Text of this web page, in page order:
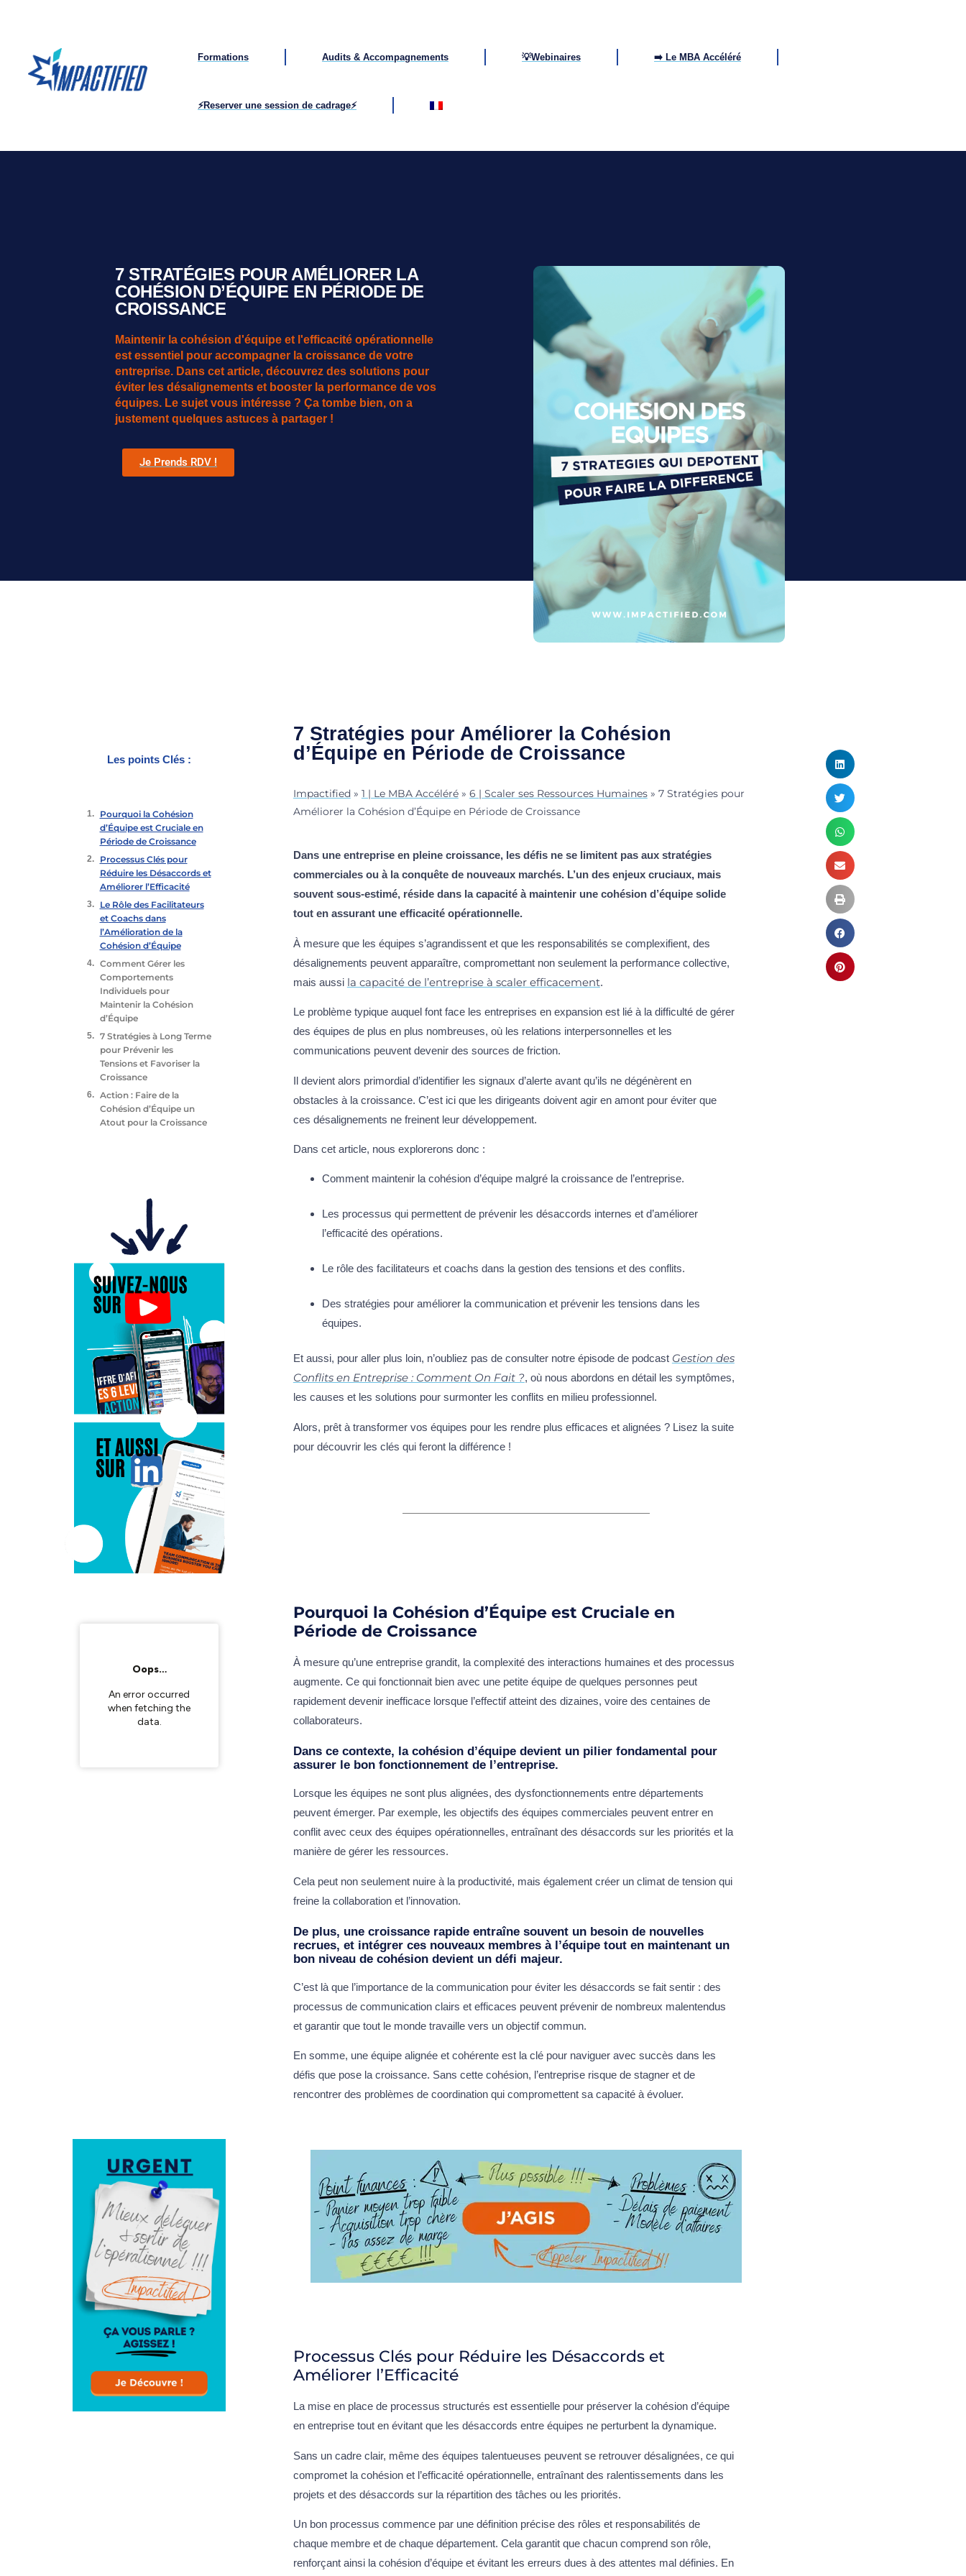
Formations Audits & Accompagnements 💡Webinaires ➡️ Le MBA Accéléré
⚡Reserver une session de cadrage⚡
7 STRATÉGIES POUR AMÉLIORER LA
COHÉSION D’ÉQUIPE EN PÉRIODE DE
CROISSANCE
Maintenir la cohésion d'équipe et l'efficacité opérationnelle
est essentiel pour accompagner la croissance de votre
entreprise. Dans cet article, découvrez des solutions pour
éviter les désalignements et booster la performance de vos
équipes. Le sujet vous intéresse ? Ça tombe bien, on a
justement quelques astuces à partager !
Je Prends RDV !
Les points Clés :
Pourquoi la Cohésion
d’Équipe est Cruciale en
Période de Croissance
Processus Clés pour
Réduire les Désaccords et
Améliorer l’Efficacité
Le Rôle des Facilitateurs
et Coachs dans
l’Amélioration de la
Cohésion d’Équipe
Comment Gérer les
Comportements
Individuels pour
Maintenir la Cohésion
d’Équipe
7 Stratégies à Long Terme
pour Prévenir les
Tensions et Favoriser la
Croissance
Action : Faire de la
Cohésion d’Équipe un
Atout pour la Croissance
7 Stratégies pour Améliorer la Cohésion
d’Équipe en Période de Croissance
Impactified » 1 | Le MBA Accéléré» 6 | Scaler ses Ressources Humaines» 7 Stratégies pour
Améliorer la Cohésion d’Équipe en Période de Croissance
Dans une entreprise en pleine croissance, les défis ne se limitent pas aux stratégies
commerciales ou à la conquête de nouveaux marchés. L’un des enjeux cruciaux, mais
souvent sous-estimé, réside dans la capacité à maintenir une cohésion d’équipe solide
tout en assurant une efficacité opérationnelle.
À mesure que les équipes s’agrandissent et que les responsabilités se complexifient, des
désalignements peuvent apparaître, compromettant non seulement la performance collective,
mais aussi la capacité de l’entreprise à scaler efficacement.
Le problème typique auquel font face les entreprises en expansion est lié à la difficulté de gérer
des équipes de plus en plus nombreuses, où les relations interpersonnelles et les
communications peuvent devenir des sources de friction.
Il devient alors primordial d’identifier les signaux d’alerte avant qu’ils ne dégénèrent en
obstacles à la croissance. C’est ici que les dirigeants doivent agir en amont pour éviter que
ces désalignements ne freinent leur développement.
Dans cet article, nous explorerons donc :
Comment maintenir la cohésion d’équipe malgré la croissance de l’entreprise.
Les processus qui permettent de prévenir les désaccords internes et d’améliorer
l’efficacité des opérations.
Le rôle des facilitateurs et coachs dans la gestion des tensions et des conflits.
Des stratégies pour améliorer la communication et prévenir les tensions dans les
équipes.
Et aussi, pour aller plus loin, n’oubliez pas de consulter notre épisode de podcast Gestion des
Conflits en Entreprise : Comment On Fait ?, où nous abordons en détail les symptômes,
les causes et les solutions pour surmonter les conflits en milieu professionnel.
Alors, prêt à transformer vos équipes pour les rendre plus efficaces et alignées ? Lisez la suite
pour découvrir les clés qui feront la différence !
Pourquoi la Cohésion d’Équipe est Cruciale en
Période de Croissance
À mesure qu’une entreprise grandit, la complexité des interactions humaines et des processus
augmente. Ce qui fonctionnait bien avec une petite équipe de quelques personnes peut
rapidement devenir inefficace lorsque l’effectif atteint des dizaines, voire des centaines de
collaborateurs.
Dans ce contexte, la cohésion d’équipe devient un pilier fondamental pour
assurer le bon fonctionnement de l’entreprise.
Lorsque les équipes ne sont plus alignées, des dysfonctionnements entre départements
peuvent émerger. Par exemple, les objectifs des équipes commerciales peuvent entrer en
conflit avec ceux des équipes opérationnelles, entraînant des désaccords sur les priorités et la
manière de gérer les ressources.
Cela peut non seulement nuire à la productivité, mais également créer un climat de tension qui
freine la collaboration et l’innovation.
De plus, une croissance rapide entraîne souvent un besoin de nouvelles
recrues, et intégrer ces nouveaux membres à l’équipe tout en maintenant un
bon niveau de cohésion devient un défi majeur.
C’est là que l’importance de la communication pour éviter les désaccords se fait sentir : des
processus de communication clairs et efficaces peuvent prévenir de nombreux malentendus
et garantir que tout le monde travaille vers un objectif commun.
En somme, une équipe alignée et cohérente est la clé pour naviguer avec succès dans les
défis que pose la croissance. Sans cette cohésion, l’entreprise risque de stagner et de
rencontrer des problèmes de coordination qui compromettent sa capacité à évoluer.
Processus Clés pour Réduire les Désaccords et
Améliorer l’Efficacité
La mise en place de processus structurés est essentielle pour préserver la cohésion d’équipe
en entreprise tout en évitant que les désaccords entre équipes ne perturbent la dynamique.
Sans un cadre clair, même des équipes talentueuses peuvent se retrouver désalignées, ce qui
compromet la cohésion et l’efficacité opérationnelle, entraînant des ralentissements dans les
projets et des désaccords sur la répartition des tâches ou les priorités.
Un bon processus commence par une définition précise des rôles et responsabilités de
chaque membre et de chaque département. Cela garantit que chacun comprend son rôle,
renforçant ainsi la cohésion d’équipe et évitant les erreurs dues à des attentes mal définies. En